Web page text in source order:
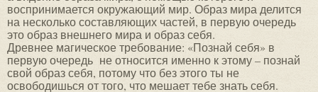
воспринимается окружающий мир. Образ мира делится
на несколько составляющих частей, в первую очередь
это образ внешнего мира и образ себя.
Древнее магическое требование: «Познай себя» в
первую очередь не относится именно к этому – познай
свой образ себя, потому что без этого ты не
освободишься от того, что мешает тебе знать себя.